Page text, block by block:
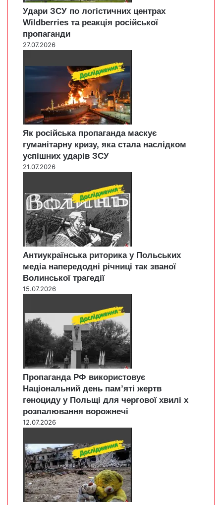
Удари ЗСУ по логістичних центрах
Wildberries та реакція російської
пропаганди
27.07.2026
Як російська пропаганда маскує
гуманітарну кризу, яка стала наслідком
успішних ударів ЗСУ
21.07.2026
Антиукраїнська риторика у Польських
медіа напередодні річниці так званої
Волинської трагедії
15.07.2026
Пропаганда РФ використовує
Національний день пам’яті жертв
геноциду у Польщі для чергової хвилі х
розпалювання ворожнечі
12.07.2026